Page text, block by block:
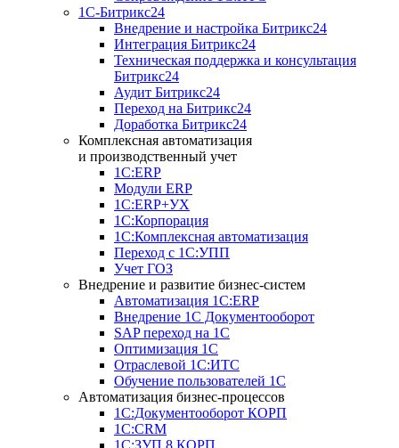
1С-Битрикс24
Внедрение и настройка Битрикс24
Интеграция Битрикс24
Техническая поддержка и консультация
Битрикс24
Аудит Битрикс24
Переход на Битрикс24
Доработка Битрикс24
Комплексная автоматизация
и производственный учет
1С:ERP
Модули ERP
1C:ERP+УХ
1С:Корпорация
1С:Комплексная автоматизация
Переход с 1С:УПП
Учет ГОЗ
Внедрение и развитие бизнес-систем
Автоматизация 1С:ERP
Внедрение 1С Документооборот
SAP переход на 1С
Оптимизация 1С
Отраслевой 1С:ИТС
Обучение пользователей 1С
Автоматизация бизнес-процессов
1С:Документооборот КОРП
1С:CRM
1С:ЗУП 8 КОРП